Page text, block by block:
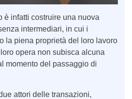
è infatti costruire una nuova
intermediari, in cui i
la piena proprietà del loro lavoro
opera non subisca alcuna
momento del passaggio di
attori delle transazioni,